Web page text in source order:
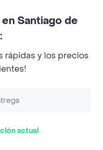
de tiSantiago de
rápidas y los precios
actual